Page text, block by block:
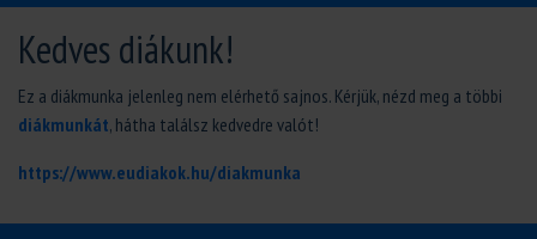
Kedves diákunk!
Ez a diákmunka jelenleg nem elérhető sajnos. Kérjük, nézd meg a többi
diákmunkát, hátha találsz kedvedre valót!
https://www.eudiakok.hu/diakmunka